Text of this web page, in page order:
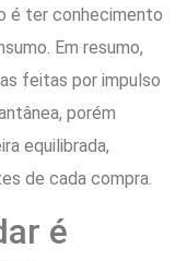
é ter conhecimento
Em resumo,
feitas por impulso
porém
equilibrada,
de cada compra.
é